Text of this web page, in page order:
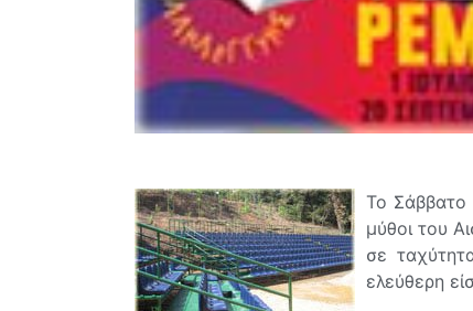
Το Σάββατο
μύθοι του
σε
ελεύθερη